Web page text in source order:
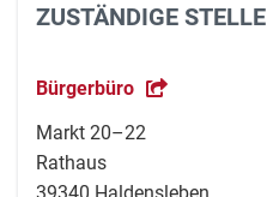
ZUSTÄNDIGE STELLE
Bürgerbüro
Markt 20–22
Rathaus